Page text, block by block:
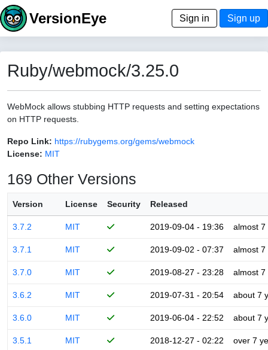
VersionEye Sign in Sign up
Ruby/webmock/3.25.0
WebMock allows stubbing HTTP requests and setting expectations
on HTTP requests.
Repo Link: https://rubygems.org/gems/webmock
License: MIT
169 Other Versions
Version License Security Released
3.7.2 MIT 2019-09-04 - 19:36 almost 7
3.7.1 MIT 2019-09-02 - 07:37 almost 7
3.7.0 MIT 2019-08-27 - 23:28 almost 7
3.6.2 MIT 2019-07-31 - 20:54 about 7
3.6.0 MIT 2019-06-04 - 22:52 about 7
3.5.1 MIT 2018-12-27 - 02:22 over 7